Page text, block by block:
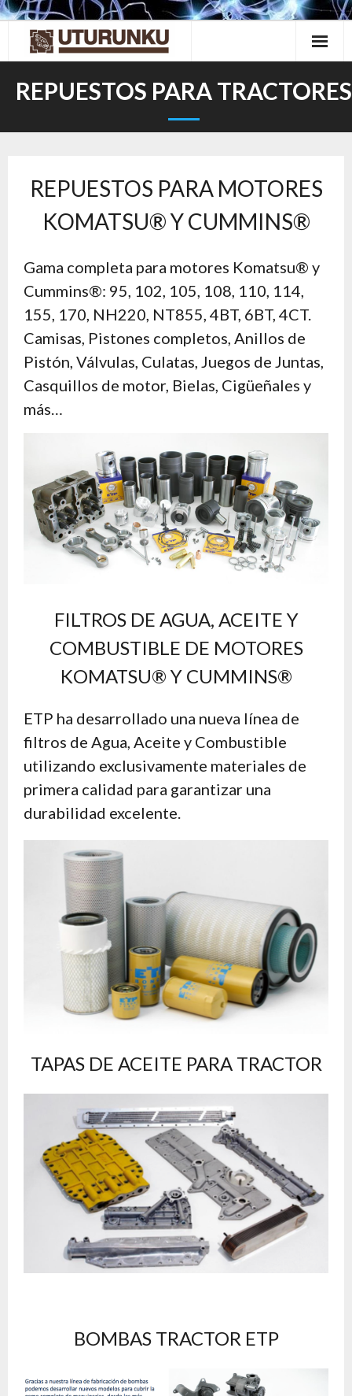
REPUESTOS PARA TRACTORES
REPUESTOS PARA MOTORES
KOMATSU® Y CUMMINS®
Gama completa para motores Komatsu® y
Cummins®: 95, 102, 105, 108, 110, 114,
155, 170, NH220, NT855, 4BT, 6BT, 4CT.
Camisas, Pistones completos, Anillos de
Pistón, Válvulas, Culatas, Juegos de Juntas,
Casquillos de motor, Bielas, Cigüeñales y
más…
FILTROS DE AGUA, ACEITE Y
COMBUSTIBLE DE MOTORES
KOMATSU® Y CUMMINS®
ETP ha desarrollado una nueva línea de
filtros de Agua, Aceite y Combustible
utilizando exclusivamente materiales de
primera calidad para garantizar una
durabilidad excelente.
TAPAS DE ACEITE PARA TRACTOR
BOMBAS TRACTOR ETP